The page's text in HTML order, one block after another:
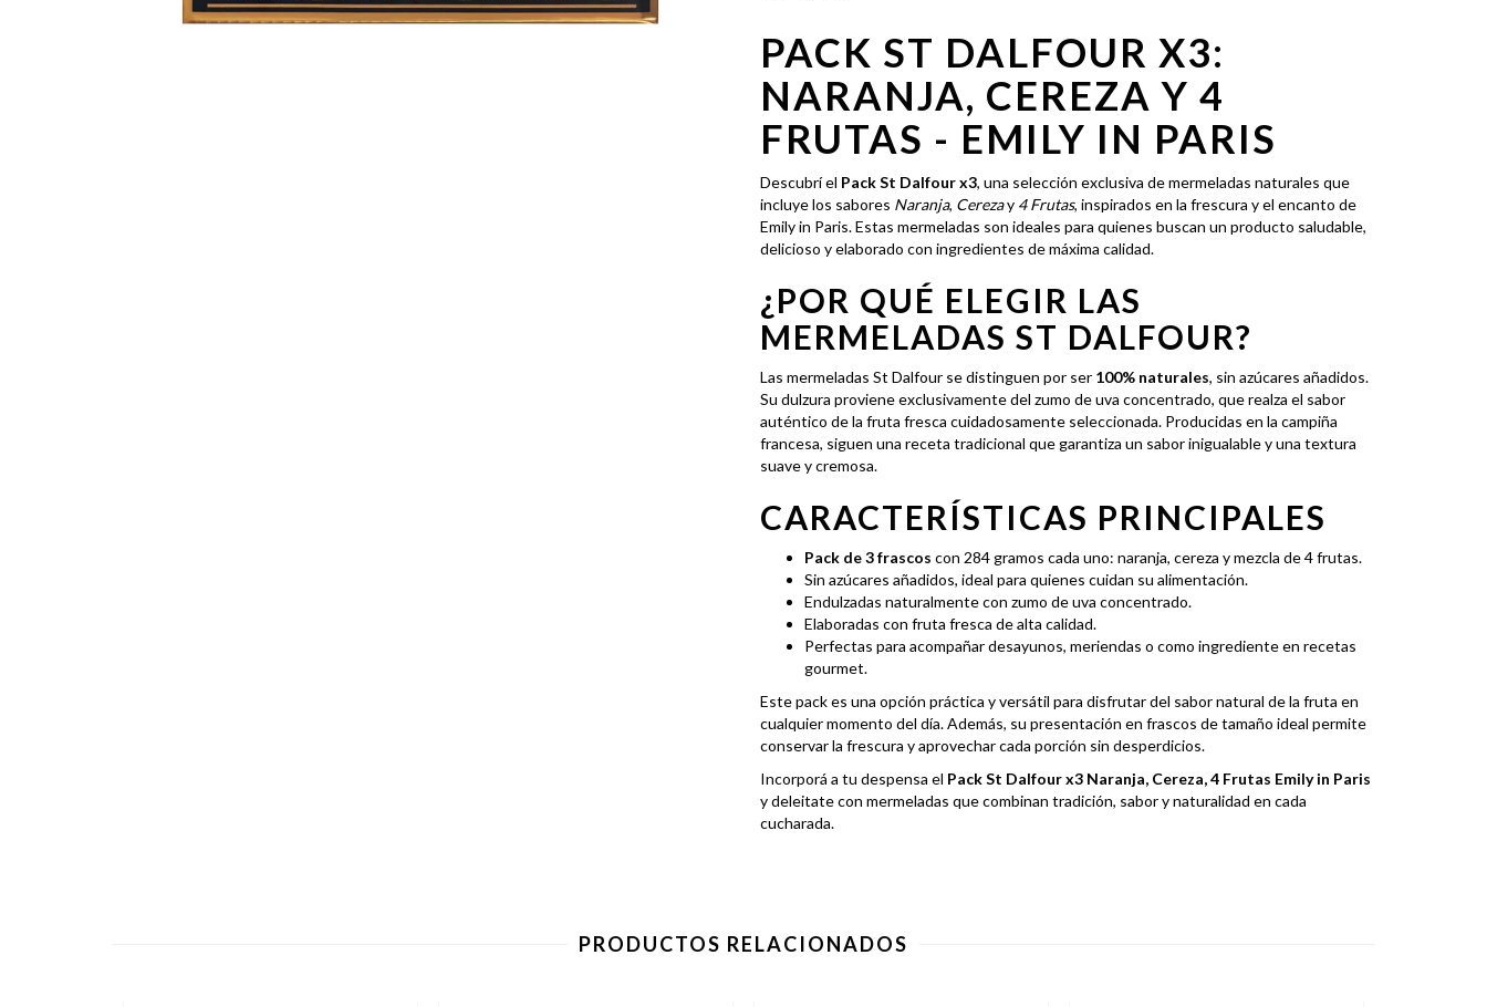
PACK ST DALFOUR X3:
NARANJA, CEREZA Y 4
FRUTAS - EMILY IN PARIS
Descubrí el Pack St Dalfour x3, una selección exclusiva de mermeladas naturales que
incluye los sabores Naranja, Cerezay 4 Frutas, inspirados en la frescura y el encanto de
Emily in Paris. Estas mermeladas son ideales para quienes buscan un producto saludable,
delicioso y elaborado con ingredientes de máxima calidad.
¿POR QUÉ ELEGIR LAS
MERMELADAS ST DALFOUR?
Las mermeladas St Dalfour se distinguen por ser 100% naturales, sin azúcares añadidos.
Su dulzura proviene exclusivamente del zumo de uva concentrado, que realza el sabor
auténtico de la fruta fresca cuidadosamente seleccionada. Producidas en la campiña
francesa, siguen una receta tradicional que garantiza un sabor inigualable y una textura
suave y cremosa.
CARACTERÍSTICAS PRINCIPALES
Pack de 3 frascos con 284 gramos cada uno: naranja, cereza y mezcla de 4 frutas.
Sin azúcares añadidos, ideal para quienes cuidan su alimentación.
Endulzadas naturalmente con zumo de uva concentrado.
Elaboradas con fruta fresca de alta calidad.
Perfectas para acompañar desayunos, meriendas o como ingrediente en recetas
gourmet.
Este pack es una opción práctica y versátil para disfrutar del sabor natural de la fruta en
cualquier momento del día. Además, su presentación en frascos de tamaño ideal permite
conservar la frescura y aprovechar cada porción sin desperdicios.
Incorporá a tu despensa el Pack St Dalfour x3 Naranja, Cereza, 4 Frutas Emily in Paris
y deleitate con mermeladas que combinan tradición, sabor y naturalidad en cada
cucharada.
PRODUCTOS RELACIONADOS